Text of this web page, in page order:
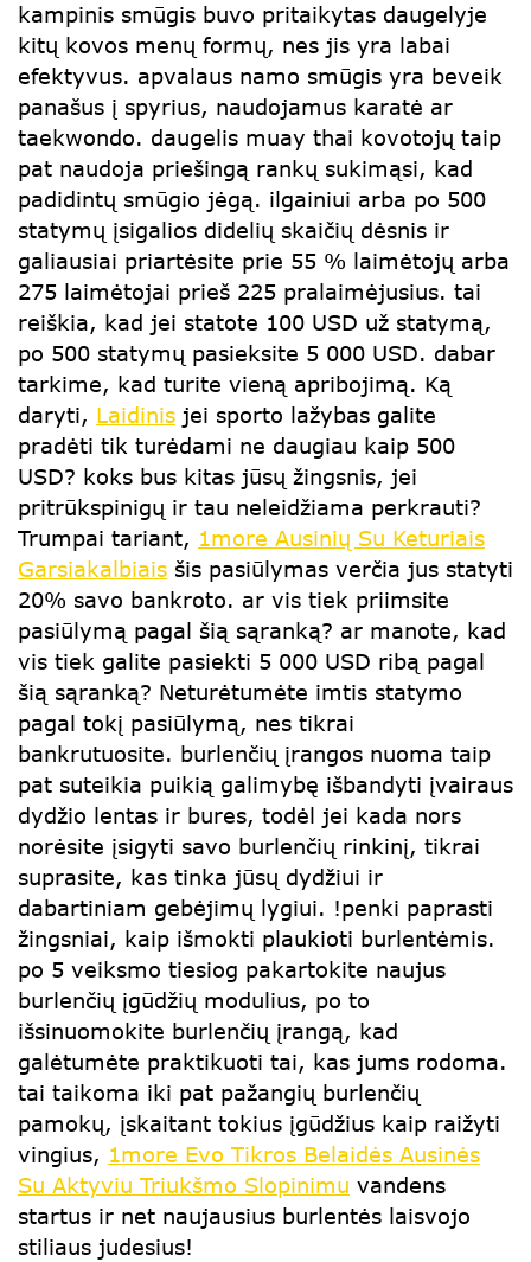
kampinis smūgis buvo pritaikytas daugelyje
kitų kovos menų formų, nes jis yra labai
efektyvus. apvalaus namo smūgis yra beveik
panašus į spyrius, naudojamus karatė ar
taekwondo. daugelis muay thai kovotojų taip
pat naudoja priešingą rankų sukimąsi, kad
padidintų smūgio jėgą. ilgainiui arba po 500
statymų įsigalios didelių skaičių dėsnis ir
galiausiai priartėsite prie 55 % laimėtojų arba
275 laimėtojai prieš 225 pralaimėjusius. tai
reiškia, kad jei statote 100 USD už statymą,
po 500 statymų pasieksite 5 000 USD. dabar
tarkime, kad turite vieną apribojimą. Ką
daryti, Laidinis jei sporto lažybas galite
pradėti tik turėdami ne daugiau kaip 500
USD? koks bus kitas jūsų žingsnis, jei
pritrūkspinigų ir tau neleidžiama perkrauti?
Trumpai tariant, 1more Ausinių Su Keturiais
Garsiakalbiais šis pasiūlymas verčia jus statyti
20% savo bankroto. ar vis tiek priimsite
pasiūlymą pagal šią sąranką? ar manote, kad
vis tiek galite pasiekti 5 000 USD ribą pagal
šią sąranką? Neturėtumėte imtis statymo
pagal tokį pasiūlymą, nes tikrai
bankrutuosite. burlenčių įrangos nuoma taip
pat suteikia puikią galimybę išbandyti įvairaus
dydžio lentas ir bures, todėl jei kada nors
norėsite įsigyti savo burlenčių rinkinį, tikrai
suprasite, kas tinka jūsų dydžiui ir
dabartiniam gebėjimų lygiui. !penki paprasti
žingsniai, kaip išmokti plaukioti burlentėmis.
po 5 veiksmo tiesiog pakartokite naujus
burlenčių įgūdžių modulius, po to
išsinuomokite burlenčių įrangą, kad
galėtumėte praktikuoti tai, kas jums rodoma.
tai taikoma iki pat pažangių burlenčių
pamokų, įskaitant tokius įgūdžius kaip raižyti
vingius, 1more Evo Tikros Belaidės Ausinės
Su Aktyviu Triukšmo Slopinimu vandens
startus ir net naujausius burlentės laisvojo
stiliaus judesius!